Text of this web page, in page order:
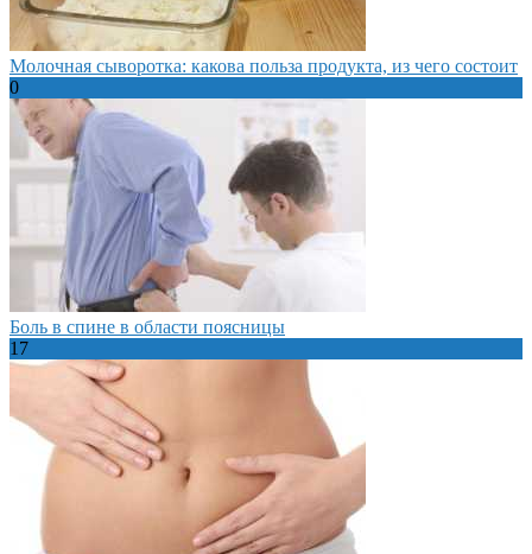
Молочная сыворотка: какова польза продукта, из чего состоит
0
Боль в спине в области поясницы
17